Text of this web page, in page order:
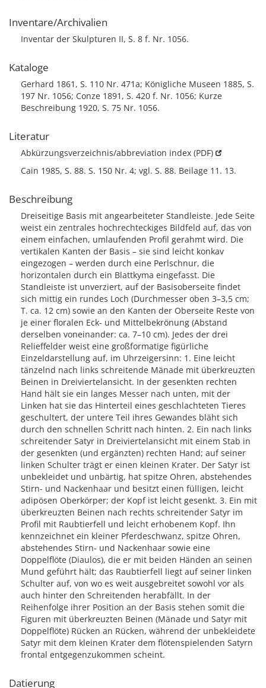
Inventare/Archivalien
Inventar der Skulpturen II, S. 8 f. Nr. 1056.
Kataloge
Gerhard 1861, S. 110 Nr. 471a; Königliche Museen 1885, S.
197 Nr. 1056; Conze 1891, S. 420 f. Nr. 1056; Kurze
Beschreibung 1920, S. 75 Nr. 1056.
Literatur
Abkürzungsverzeichnis/abbreviation index (PDF)
Cain 1985, S. 88. S. 150 Nr. 4; vgl. S. 88. Beilage 11. 13.
Beschreibung
Dreiseitige Basis mit angearbeiteter Standleiste. Jede Seite
weist ein zentrales hochrechteckiges Bildfeld auf, das von
einem einfachen, umlaufenden Profil gerahmt wird. Die
vertikalen Kanten der Basis – sie sind leicht konkav
eingezogen – werden durch eine Perlschnur, die
horizontalen durch ein Blattkyma eingefasst. Die
Standleiste ist unverziert, auf der Basisoberseite findet
sich mittig ein rundes Loch (Durchmesser oben 3–3,5 cm;
T. ca. 12 cm) sowie an den Kanten der Oberseite Reste von
je einer floralen Eck- und Mittelbekrönung (Abstand
derselben voneinander: ca. 7–10 cm). Jedes der drei
Relieffelder weist eine großformatige figürliche
Einzeldarstellung auf, im Uhrzeigersinn: 1. Eine leicht
tänzelnd nach links schreitende Mänade mit überkreuzten
Beinen in Dreiviertelansicht. In der gesenkten rechten
Hand hält sie ein langes Messer nach unten, mit der
Linken hat sie das Hinterteil eines geschlachteten Tieres
geschultert, der untere Teil ihres Gewandes bläht sich
durch den schnellen Schritt nach hinten. 2. Ein nach links
schreitender Satyr in Dreiviertelansicht mit einem Stab in
der gesenkten (und ergänzten) rechten Hand; auf seiner
linken Schulter trägt er einen kleinen Krater. Der Satyr ist
unbekleidet und unbärtig, hat spitze Ohren, abstehendes
Stirn- und Nackenhaar und besitzt einen fülligen, leicht
adipösen Oberkörper; der Kopf ist leicht gesenkt. 3. Ein mit
überkreuzten Beinen nach rechts schreitender Satyr im
Profil mit Raubtierfell und leicht erhobenem Kopf. Ihn
kennzeichnet ein kleiner Pferdeschwanz, spitze Ohren,
abstehendes Stirn- und Nackenhaar sowie eine
Doppelflöte (Diaulos), die er mit beiden Händen an seinen
Mund geführt hält; das Raubtierfell liegt auf seiner linken
Schulter auf, von wo es weit ausgebreitet sowohl vor als
auch hinter den Schreitenden herabfällt. In der
Reihenfolge ihrer Position an der Basis stehen somit die
Figuren mit überkreuzten Beinen (Mänade und Satyr mit
Doppelflöte) Rücken an Rücken, während der unbekleidete
Satyr mit dem kleinen Krater dem flötenspielenden Satyrn
frontal entgegenzukommen scheint.
Datierung